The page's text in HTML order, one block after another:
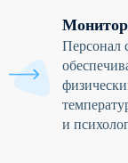
Персонал
и